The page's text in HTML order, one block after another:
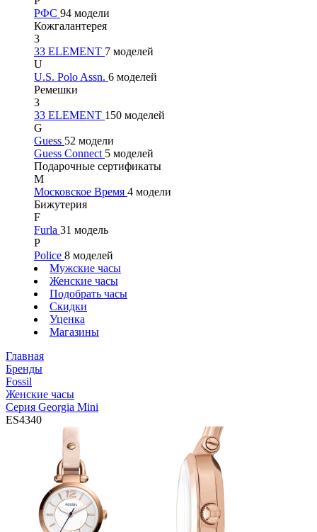
РФС 94 модели
Кожгалантерея
3
33 ELEMENT 7 моделей
U
U.S. Polo Assn. 6 моделей
Ремешки
3
33 ELEMENT 150 моделей
G
Guess 52 модели
Guess Connect 5 моделей
Подарочные сертификаты
М
Московское Время 4 модели
Бижутерия
F
Furla 31 модель
P
Police 8 моделей
Мужские часы
Женские часы
Подобрать часы
Скидки
Уценка
Магазины
Главная
Бренды
Fossil
Женские часы
Серия Georgia Mini
ES4340